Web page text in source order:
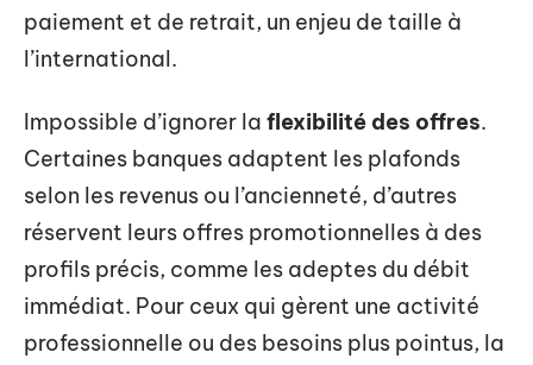
paiement et de retrait, un enjeu de taille à
l’international.
Impossible d’ignorer la flexibilité des offres.
Certaines banques adaptent les plafonds
selon les revenus ou l’ancienneté, d’autres
réservent leurs offres promotionnelles à des
profils précis, comme les adeptes du débit
immédiat. Pour ceux qui gèrent une activité
professionnelle ou des besoins plus pointus, la